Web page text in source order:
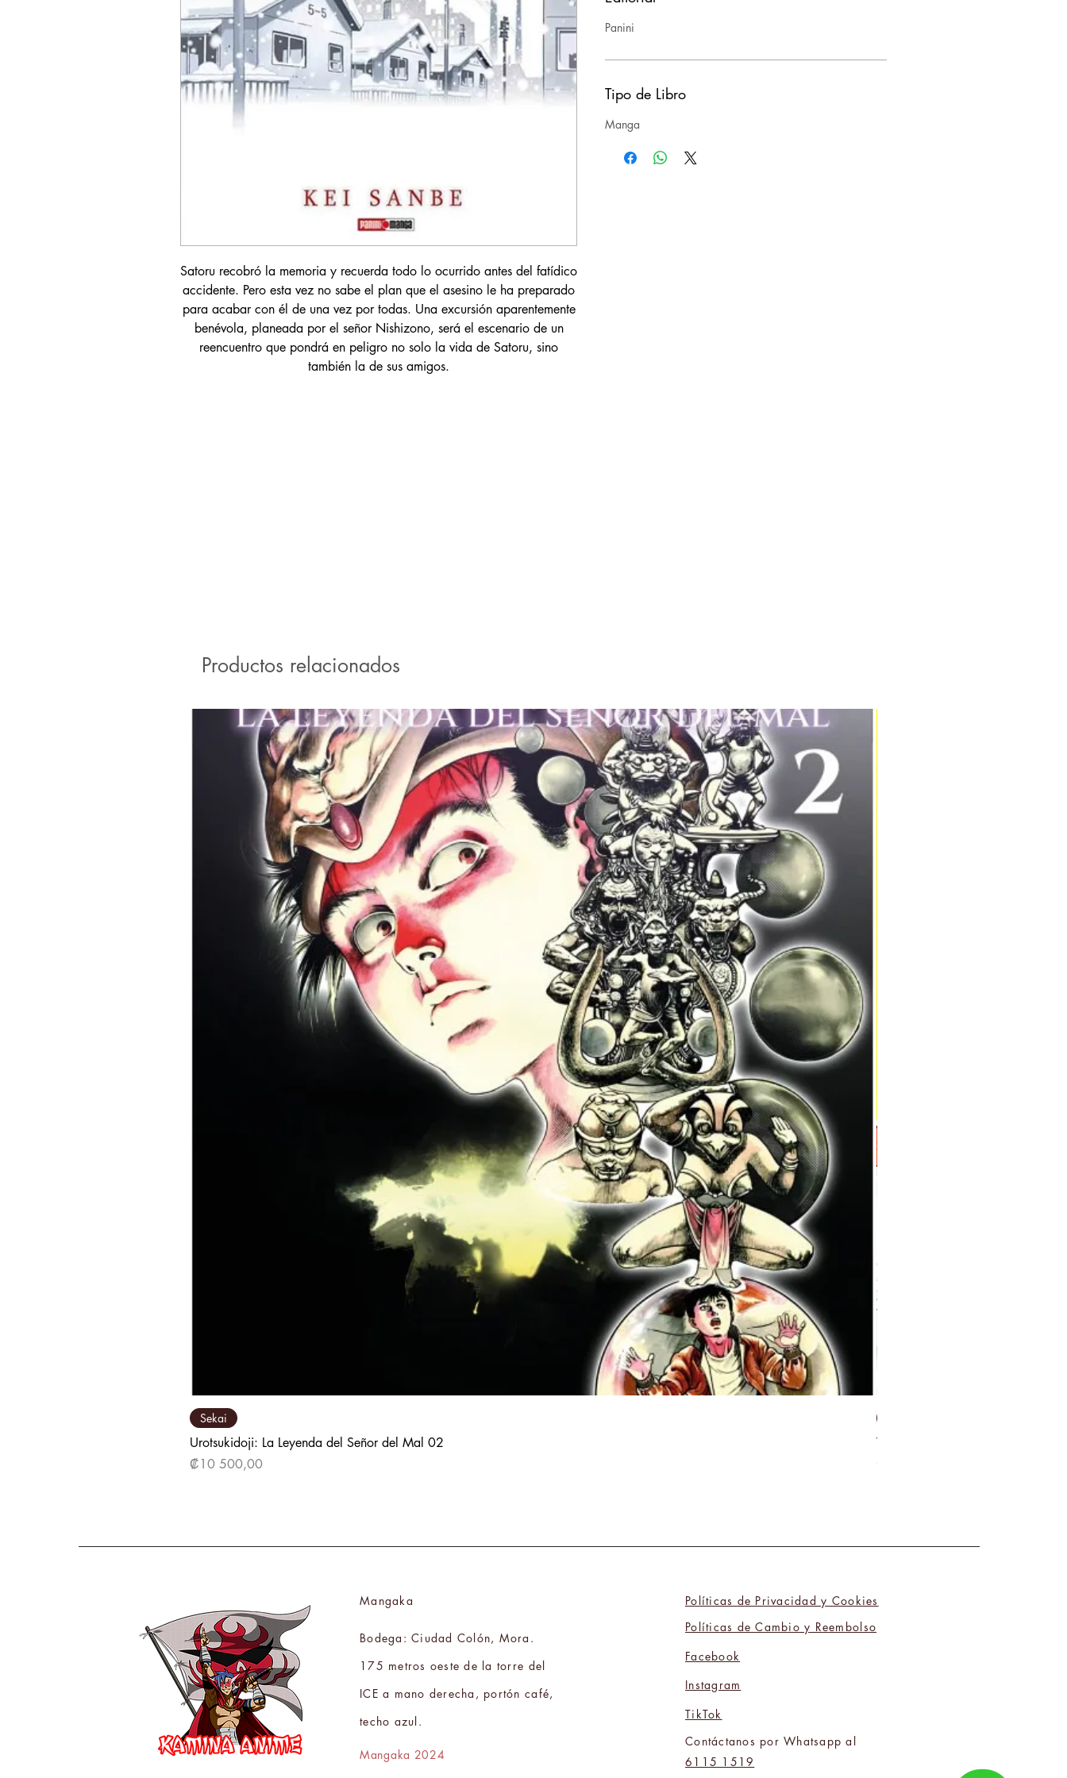
Satoru recobró la memoria y recuerda todo lo ocurrido antes del fatídico
accidente. Pero esta vez no sabe el plan que el asesino le ha preparado
para acabar con él de una vez por todas. Una excursión aparentemente
benévola, planeada por el señor Nishizono, será el escenario de un
reencuentro que pondrá en peligro no solo la vida de Satoru, sino
también la de sus amigos.
Panini
Tipo de Libro
Manga
Productos relacionados
Sekai
Urotsukidoji: La Leyenda del Señor del Mal 02
Precio
₡10 500,00
Tú y Yo Somos Polos Opuestos 06
Mangaka
Bodega: Ciudad Colón, Mora.
175 metros oeste de la torre del
ICE a mano derecha, portón café,
techo azul.
Mangaka 2024
Políticas de Privacidad y Cookies
Políticas de Cambio y Reembolso
Facebook
Instagram
TikTok
Contáctanos por Whatsapp al
6115 1519